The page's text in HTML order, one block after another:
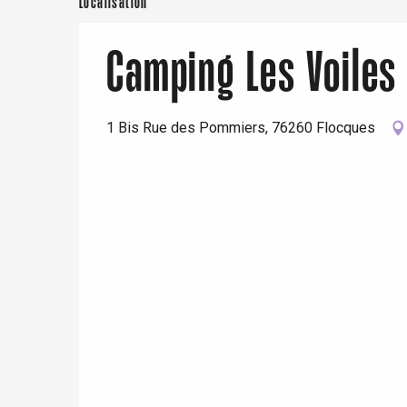
Camping Les Voiles
1 Bis Rue des Pommiers, 76260 Flocques